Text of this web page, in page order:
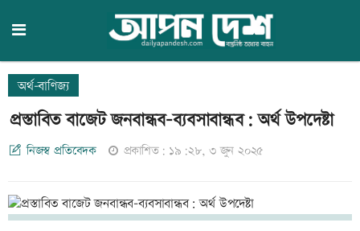
অর্থ-বাণিজ্য
প্রস্তাবিত বাজেট জনবান্ধব-ব্যবসাবান্ধব: অর্থ উপদেষ্টা
নিজস্ব প্রতিবেদক প্রকাশিত: ১৯:২৮, ৩ জুন ২০২৫